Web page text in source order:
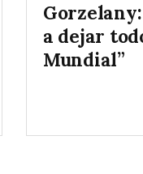
Gorzelany:
a dejar
Mundial”